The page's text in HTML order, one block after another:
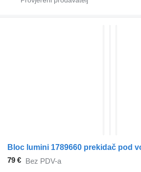
79 € Bez PDV-a